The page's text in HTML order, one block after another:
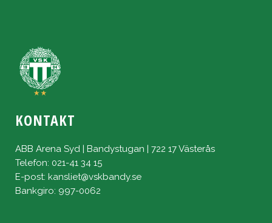
KONTAKT
ABB Arena Syd | Bandystugan | 722 17 Västerås
Telefon: 021-41 34 15
E-post: kansliet@vskbandy.se
Bankgiro: 997-0062